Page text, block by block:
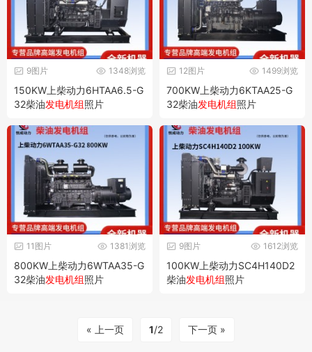
1348浏览
9图片
150KW上柴动力6HTAA6.5-G
32柴油发电机组照片
1499浏览
12图片
700KW上柴动力6KTAA25-G
32柴油发电机组照片
1381浏览
11图片
800KW上柴动力6WTAA35-G
32柴油发电机组照片
1612浏览
9图片
100KW上柴动力SC4H140D2
柴油发电机组照片
« 上一页 1/2 下一页 »